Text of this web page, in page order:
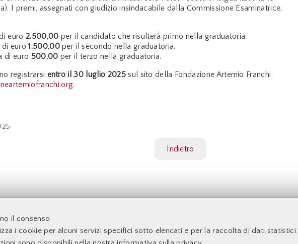
il consenso
i cookie per alcuni servizi specifici sotto elencati e per la raccolta di dati statistici.
I premi, assegnati con giudizio insindacabile dalla Commissione Esaminatrice,
euro 2.500,00 per il candidato che risulterà primo nella graduatoria.
di euro1.500,00per il secondo nella graduatoria.
di euro 500,00 per il terzo nella graduatoria.
registrarsi entro il 30 luglio 2025sul sito della Fondazione Artemio Franchi
.
Indietro